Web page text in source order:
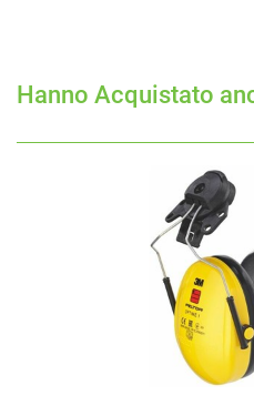
Hanno Acquistato